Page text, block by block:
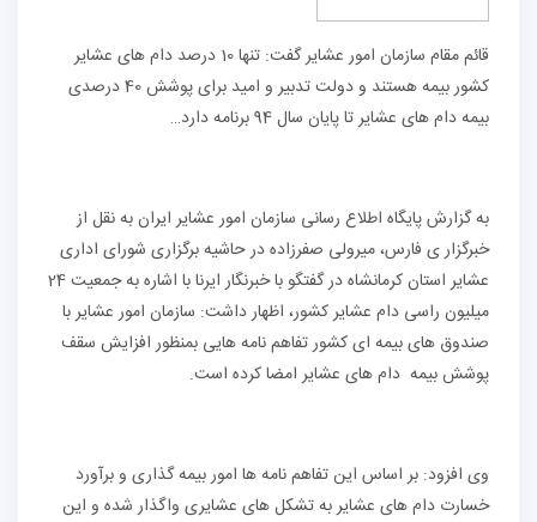
قائم مقام سازمان امور عشایر گفت: تنها 10 درصد دام های عشایر
کشور بیمه هستند و دولت تدبیر و امید برای پوشش 40 درصدی
بیمه دام های عشایر تا پایان سال 94 برنامه دارد…
به گزارش پایگاه اطلاع رسانی سازمان امور عشایر ایران به نقل از
خبرگزار ی فارس، میرولی صفرزاده در حاشیه برگزاری شورای اداری
عشایر استان کرمانشاه در گفتگو با خبرنگار ایرنا با اشاره به جمعیت 24
میلیون راسی دام عشایر کشور، اظهار داشت: سازمان امور عشایر با
صندوق های بیمه ای کشور تفاهم نامه هایی بمنظور افزایش سقف
پوشش بیمه دام های عشایر امضا کرده است.
وی افزود: بر اساس این تفاهم نامه ها امور بیمه گذاری و برآورد
خسارت دام های عشایر به تشکل های عشایری واگذار شده و این